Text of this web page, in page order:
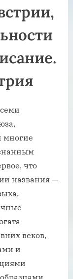
многие
что
названия —
веков,
и